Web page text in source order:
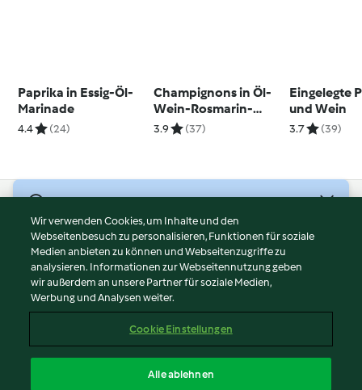
Paprika in Essig-Öl-
Marinade
4.4 (24)
Champignons in Öl-
Wein-Rosmarin-
Marinade
3.9 (37)
Eingelegte
und Wein
3.7 (39)
Nutzungsbedingungen
Datenschutzrichtlinien
Disclaimer
Impressum
Inhalt melden
Wir verwenden Cookies, um Inhalte und den
Webseitenbesuch zu personalisieren, Funktionen für soziale
Medien anbieten zu können und Webseitenzugriffe zu
analysieren. Informationen zur Webseitennutzung geben
wir außerdem an unsere Partner für soziale Medien,
Werbung und Analysen weiter.
Cookie Einstellungen
Alle ablehnen